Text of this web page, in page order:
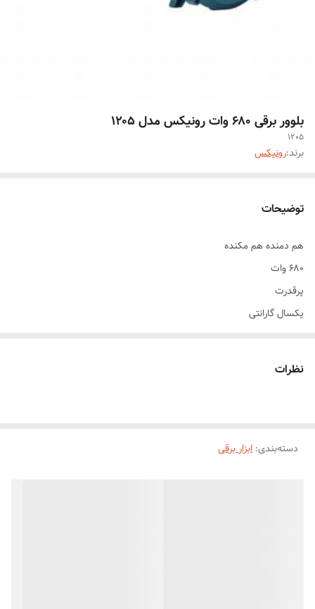
بلوور برقی ۶۸۰ وات رونیکس مدل ۱۲۰۵
1205
برند:رونیکس
توضیحات
هم دمنده هم مکنده
۶۸۰ وات
پرقدرت
یکسال گارانتی
نظرات
دسته‌بندی: ابزار برقی